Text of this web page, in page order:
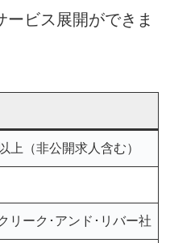
ービス展開ができま
上（非公開求人含む）
リーク･アンド･リバー社